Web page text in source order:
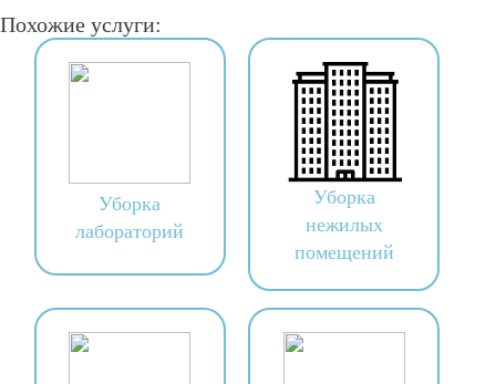
Похожие услуги:
Уборка
лабораторий
Уборка
нежилых
помещений